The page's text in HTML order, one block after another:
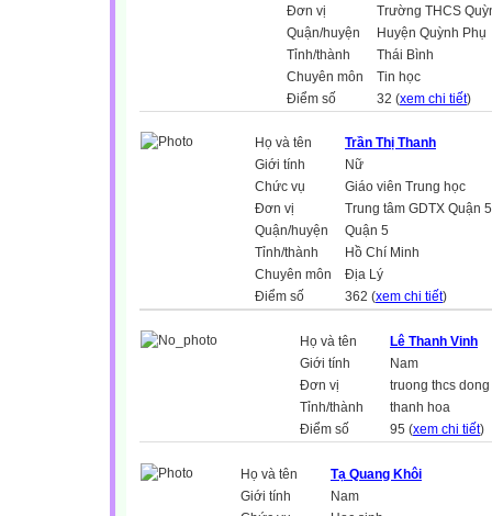
Đơn vị
Trường THCS
Quận/huyện
Huyện Quỳnh Phụ
Tỉnh/thành
Thái Bình
Chuyên môn
Tin học
Điểm số
32 (xem chi tiết)
Họ và tên
Trần Thị Thanh
Giới tính
Nữ
Chức vụ
Giáo viên Trung học
Đơn vị
Trung tâm GDTX Quận 5
Quận/huyện
Quận 5
Tỉnh/thành
Hồ Chí Minh
Chuyên môn
Địa Lý
Điểm số
362 (xem chi tiết)
Họ và tên
Lê Thanh Vinh
Giới tính
Nam
Đơn vị
truong thcs
Tỉnh/thành
thanh hoa
Điểm số
95 (xem chi tiết)
Họ và tên
Tạ Quang Khôi
Giới tính
Nam